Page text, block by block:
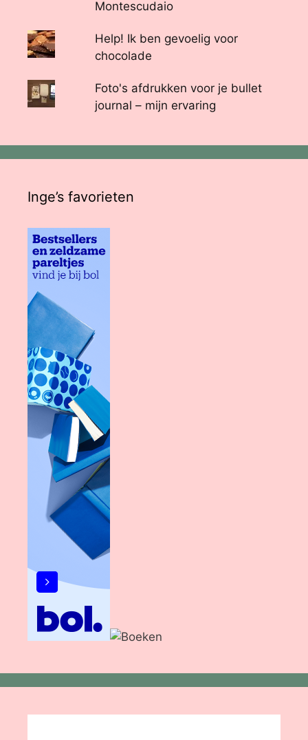
Montescudaio
Help! Ik ben gevoelig voor
chocolade
Foto's afdrukken voor je bullet
journal – mijn ervaring
Inge’s favorieten